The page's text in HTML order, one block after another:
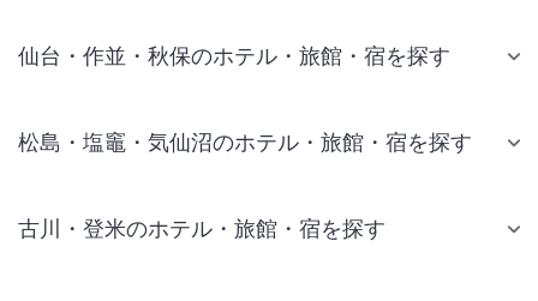
仙台・作並・秋保のホテル・旅館・宿を探す
松島・塩竈・気仙沼のホテル・旅館・宿を探す
古川・登米のホテル・旅館・宿を探す